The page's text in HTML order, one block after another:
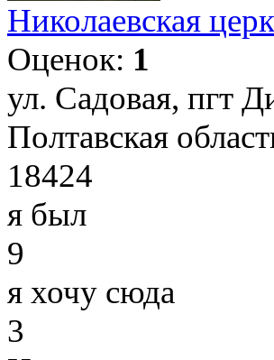
Николаевская
Оценок: 1
ул. Садовая, пгт
Полтавская
18424
я был
9
я хочу сюда
3